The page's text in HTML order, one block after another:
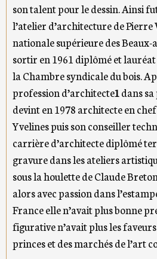
son talent pour le dessin. Ainsi
l’atelier d’architecture de Pierre
nationale supérieure des Beaux-
sortir en 1961 diplômé et
la Chambre syndicale du bois.
profession d’architecte1dans
devint en 1978 architecte en
Yvelines puis son conseiller
carrière d’architecte diplômé
gravure dans les ateliers
sous la houlette de Claude
alors avec passion dans
France elle n’avait plus bonne
figurative n’avait plus les
princes et des marchés de l’art